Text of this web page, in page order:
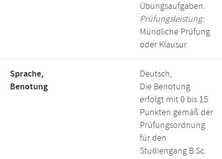
Übungsaufgaben.
Prüfungsleistung:
Mündliche Prüfung
oder Klausur
Sprache,
Benotung
Deutsch,
Die Benotung
erfolgt mit 0 bis 15
Punkten gemäß der
Prüfungsordnung
für den
Studiengang B.Sc.